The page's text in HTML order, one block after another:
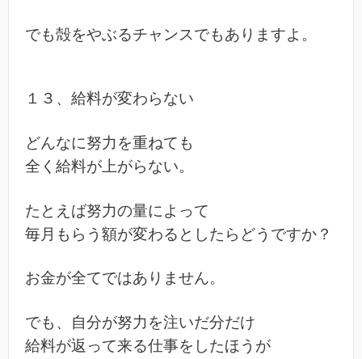
でも殻をやぶるチャンスでもありますよ。
１３、給料が変わらない
どんなに努力を重ねても
全く給料が上がらない。
たとえば努力の量によって
毎月もらう額が変わるとしたらどうですか？
お金が全てではありません。
でも、自分が努力を注いだ分だけ
給料が返って来る仕事をしたほうが